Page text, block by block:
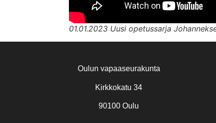
01.01.2023 Uusi opetussarja
Oulun vapaaseurakunta
Kirkkokatu 34
90100 Oulu